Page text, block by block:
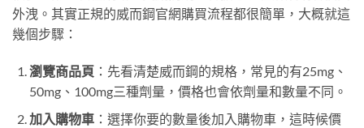
外洩。其實正規的威而鋼官網購買流程都很簡單，大概就這
幾個步驟：
瀏覽商品頁：先看清楚威而鋼的規格，常見的有25mg、
50mg、100mg三種劑量，價格也會依劑量和數量不同。
加入購物車：選擇你要的數量後加入購物車，這時候價